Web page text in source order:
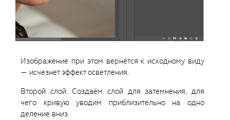
Изображение при этом вернётся к исходному виду
— исчезнет эффект осветления.
Второй слой. Создаём слой для затемнения, для
чего кривую уводим приблизительно на одно
деление вниз.